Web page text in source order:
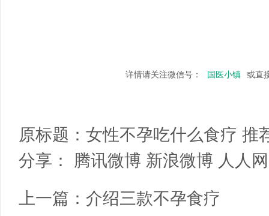
详情请关注微信号： 国医小镇 或直
原标题： 女性不孕吃什么食疗 推
分享：
腾讯微博 新浪微博 人人网
上一篇： 介绍三款不孕食疗